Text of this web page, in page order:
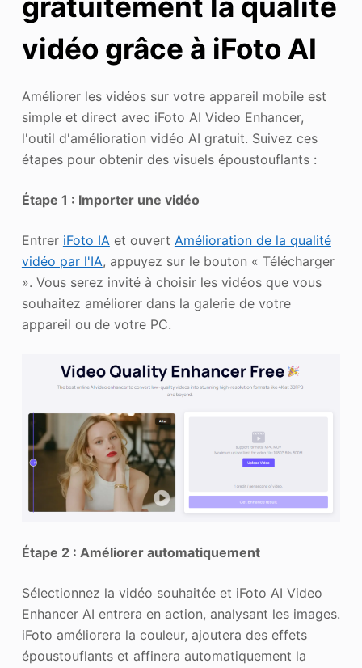
vidéo grâce à iFoto AI
Améliorer les vidéos sur votre appareil mobile est
simple et direct avec iFoto AI Video Enhancer,
l'outil d'amélioration vidéo AI gratuit. Suivez ces
étapes pour obtenir des visuels époustouflants :
Étape 1 : Importer une vidéo
Entrer iFoto IAet ouvert Amélioration de la qualité
vidéo par l'IA, appuyez sur le bouton « Télécharger
». Vous serez invité à choisir les vidéos que vous
souhaitez améliorer dans la galerie de votre
appareil ou de votre PC.
Étape 2 : Améliorer automatiquement
Sélectionnez la vidéo souhaitée et iFoto AI Video
Enhancer AI entrera en action, analysant les images.
iFoto améliorera la couleur, ajoutera des effets
époustouflants et affinera automatiquement la